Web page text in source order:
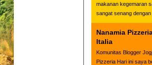
makanan kegemaran
sangat senang dengan
Nanamia
Italia
Komunitas Blogger
Pizzeria Hari ini saya